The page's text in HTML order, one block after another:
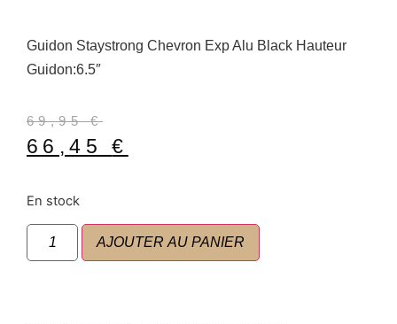
Guidon Staystrong Chevron Exp Alu Black Hauteur
Guidon:6.5″
69,95€
66,45€
En stock
AJOUTER AU PANIER